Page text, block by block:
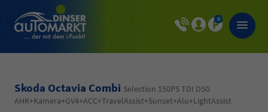
0
Skoda Octavia Combi Selection 150PS TDI DSG
AHK+Kamera+GV4+ACC+TravelAssist+Sunset+Alu+LightAssist